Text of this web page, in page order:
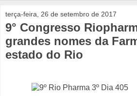
terça-feira, 26 de setembro de 2017
9° Congresso
grandes nomes da
estado do Rio